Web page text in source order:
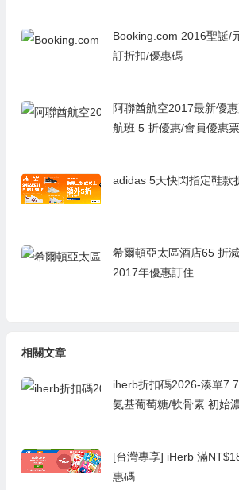
Booking.com 2016聖誕/
訂折扣/優惠碼
阿聯酋航空2017最新優
航班 5 折優惠/會員優惠
adidas 5天快閃指定鞋款
希爾頓亞太區酒店65 折
2017年優惠訂住
相關文章
iherb折扣碼2026-湊單
氨基葡萄糖/軟骨素 初始
毫克，60 粒 ￥
[台灣專享] iHerb 滿
惠碼